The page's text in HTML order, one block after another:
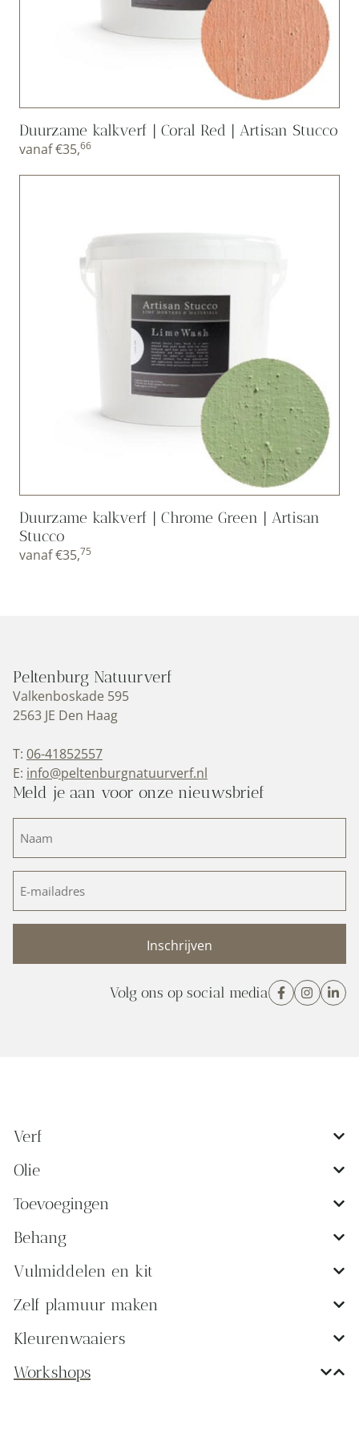
Duurzame kalkverf | Coral Red | Artisan Stucco
vanaf€35,66
Duurzame kalkverf | Chrome Green | Artisan
Stucco
vanaf€35,75
Peltenburg Natuurverf
Valkenboskade 595
2563 JE Den Haag
T: 06-41852557
E: info@peltenburgnatuurverf.nl
Meld je aan voor onze nieuwsbrief
(Vereist)
mailadres
Volg ons op social media
Verf
Olie
Toevoegingen
Behang
Vulmiddelen en kit
Zelf plamuur maken
Kleurenwaaiers
Workshops